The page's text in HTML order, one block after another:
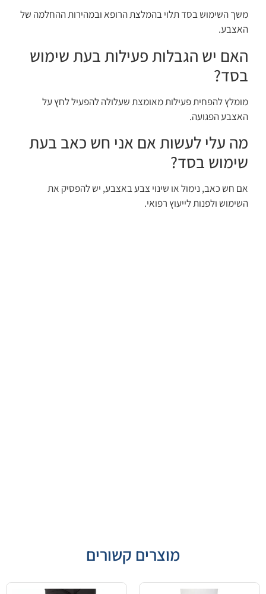
משך השימוש בסד תלוי בהמלצת הרופא ובמהירות ההחלמה של
האצבע.
האם יש הגבלות פעילות בעת שימוש
בסד?
מומלץ להפחית פעילות מאומצת שעלולה להפעיל לחץ על
האצבע הפגועה.
מה עלי לעשות אם אני חש כאב בעת
שימוש בסד?
אם חש כאב, נימול או שינוי צבע באצבע, יש להפסיק את
השימוש ולפנות לייעוץ רפואי.
מוצרים קשורים